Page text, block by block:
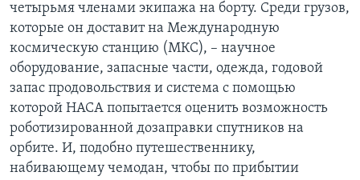
четырьмя членами экипажа на борту. Среди грузов,
которые он доставит на Международную
космическую станцию (МКС), – научное
оборудование, запасные части, одежда, годовой
запас продовольствия и система с помощью
которой НАСА попытается оценить возможность
роботизированной дозаправки спутников на
орбите. И, подобно путешественнику,
набивающему чемодан, чтобы по прибытии